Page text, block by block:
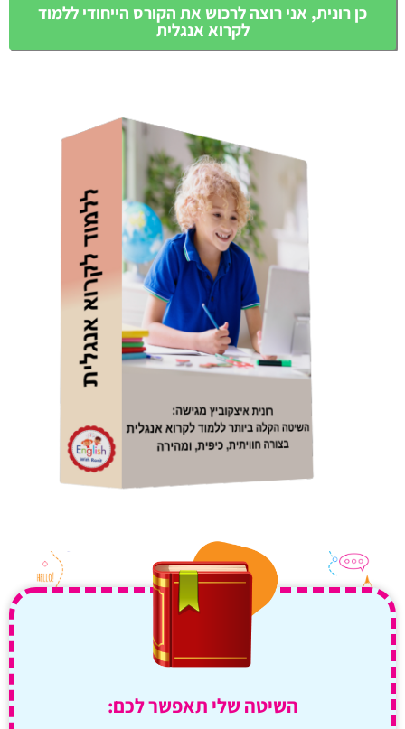
כן רונית, אני רוצה לרכוש את הקורס הייחודי ללמוד
לקרוא אנגלית
השיטה שלי תאפשר לכם: